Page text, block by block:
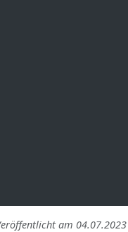
am 04.07.2023